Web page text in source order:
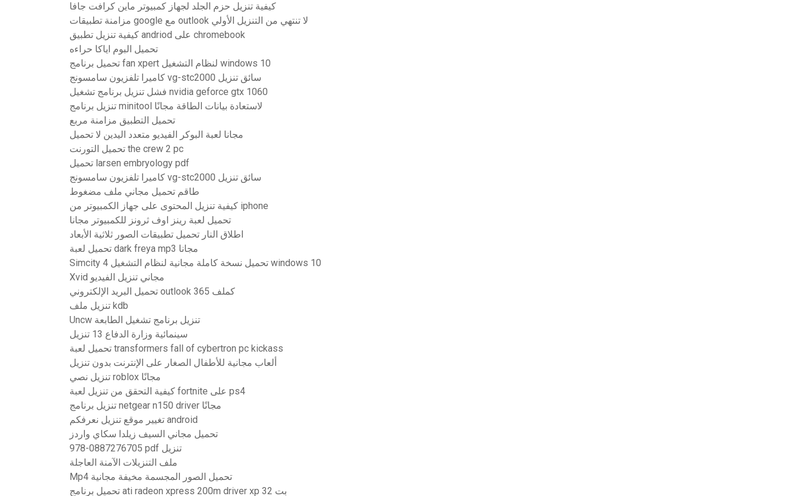
كيفية تنزيل حزم الجلد لجهاز كمبيوتر ماين كرافت جافا
مزامنة تطبيقات google مع outlook لا تنتهي من التنزيل الأولي
كيفية تنزيل تطبيق andriod على chromebook
تحميل البوم اياكا حراءه
تحميل برنامج fan xpert لنظام التشغيل windows 10
كاميرا تلفزيون سامسونج vg-stc2000 سائق تنزيل
فشل تنزيل برنامج تشغيل nvidia geforce gtx 1060
تنزيل برنامج minitool لاستعادة بيانات الطاقة مجانًا
تحميل التطبيق مزامنة مربع
مجانا لعبة البوكر الفيديو متعدد اليدين لا تحميل
تحميل التورنت the crew 2 pc
تحميل larsen embryology pdf
كاميرا تلفزيون سامسونج vg-stc2000 سائق تنزيل
طاقم تحميل مجاني ملف مضغوط
كيفية تنزيل المحتوى على جهاز الكمبيوتر من iphone
تحميل لعبة رينز اوف ثرونز للكمبيوتر مجانا
اطلاق النار تحميل تطبيقات الصور ثلاثية الأبعاد
تحميل لعبة dark freya mp3 مجانا
Simcity 4 تحميل نسخة كاملة مجانية لنظام التشغيل windows 10
Xvid مجاني تنزيل الفيديو
تحميل البريد الإلكتروني outlook 365 كملف
تنزيل ملف kdb
Uncw تنزيل برنامج تشغيل الطابعة
سينمائية وزارة الدفاع 13 تنزيل
تحميل لعبة transformers fall of cybertron pc kickass
ألعاب مجانية للأطفال الصغار على الإنترنت بدون تنزيل
تنزيل نصي roblox مجانًا
كيفية التحقق من تنزيل لعبة fortnite على ps4
تنزيل برنامج netgear n150 driver مجانًا
تغيير موقع تنزيل نعرفكم android
تحميل مجاني السيف زيلدا سكاي واردز
978-0887276705 pdf تنزيل
ملف التنزيلات الآمنة العاجلة
Mp4 تحميل الصور المجسمة مخيفة مجانية
تحميل برنامج ati radeon xpress 200m driver xp 32 بت